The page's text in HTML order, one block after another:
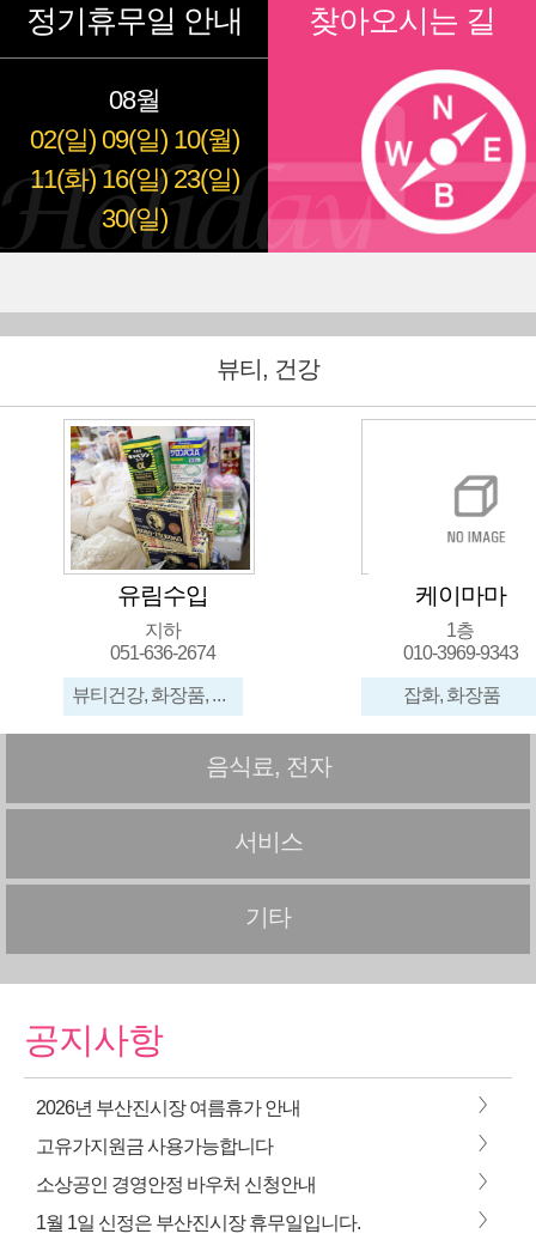
정기휴무일 안내
08월
02(일) 09(일) 10(월)
11(화) 16(일) 23(일)
30(일)
찾아오시는 길
뷰티, 건강
유림수입
지하
051-636-2674
뷰티건강, 화장품, 신발, 가방, 메리야스, 수입잡화
케이마마
1층
010-3969-9343
잡화, 화장품
음식료, 전자
서비스
기타
공지사항
2026년 부산진시장 여름휴가 안내 >
고유가지원금 사용가능합니다 >
소상공인 경영안정 바우처 신청안내 >
1월 1일 신정은 부산진시장 휴무일입니다. >